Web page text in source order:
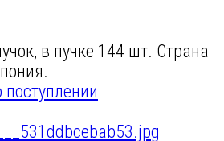
в пучке 144 шт. Страна